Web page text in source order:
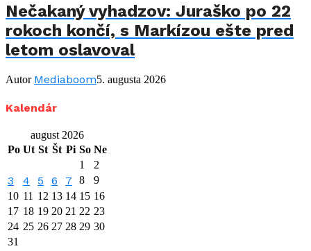
Nečakaný vyhadzov: Juraško po 22
rokoch končí, s Markízou ešte pred
letom oslavoval
Autor Mediaboom5. augusta 2026
Kalendár
august 2026
Po Ut St Št Pi So Ne
1
2
3 4 5 6 7 8
9
10 11 12 13 14 15 16
17 18 19 20 21 22 23
24 25 26 27 28 29 30
31